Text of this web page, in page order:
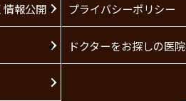
情報公開 プライバシーポリシー
ドクターをお探しの医